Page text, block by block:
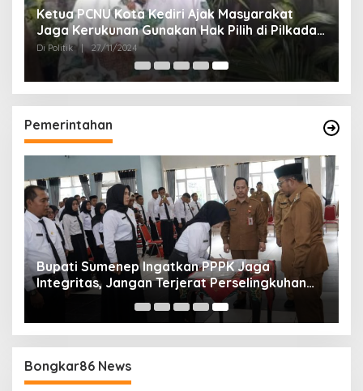
Ketua PCNU Kota Kediri Ajak Masyarakat
Jaga Kerukunan Gunakan Hak Pilih di Pilkada
2024
Di Politik | 27/11/2024
Pemerintahan
Bupati Sumenep Ingatkan PPPK Jaga
Integritas, Jangan Terjerat Perselingkuhan
dan Judi Online
Bongkar86 News